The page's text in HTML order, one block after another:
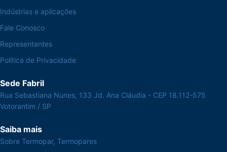
Indústrias e aplicações
Fale Conosco
Representantes
Política de Privacidade
Sede Fabril
Rua Sebastiana Nunes, 133 Jd. Ana Cláudia - CEP 18.112-575
Votorantim / SP
Saiba mais
Sobre Termopar, Termopares